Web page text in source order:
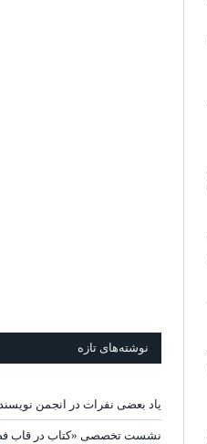
نوشته‌های تازه
یاد بعضی نفرات در انجمن
نشست تخصصی «کتاب در قاب